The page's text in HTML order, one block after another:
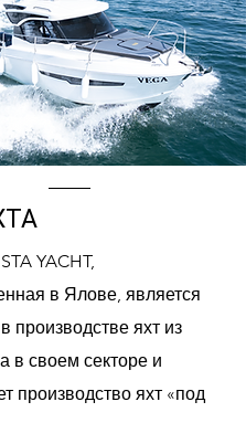
YACHT,
в Ялове, является
производстве яхт из
в своем секторе и
производство яхт «под